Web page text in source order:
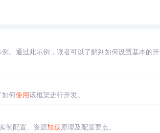
。通过此示例，读者可以了解到如何设置基本的开
如何使用该框架进行开发。
例配置、资源加载原理及配置要点。